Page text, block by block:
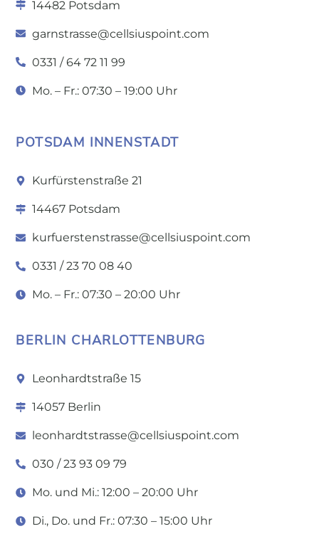
14482 Potsdam
garnstrasse@cellsiuspoint.com
0331 / 64 72 11 99
Mo. – Fr.: 07:30 – 19:00 Uhr
POTSDAM INNENSTADT
Kurfürstenstraße 21
14467 Potsdam
kurfuerstenstrasse@cellsiuspoint.com
0331 / 23 70 08 40
Mo. – Fr.: 07:30 – 20:00 Uhr
BERLIN CHARLOTTENBURG
Leonhardtstraße 15
14057 Berlin
leonhardtstrasse@cellsiuspoint.com
030 / 23 93 09 79
Mo. und Mi.: 12:00 – 20:00 Uhr
Di., Do. und Fr.: 07:30 – 15:00 Uhr